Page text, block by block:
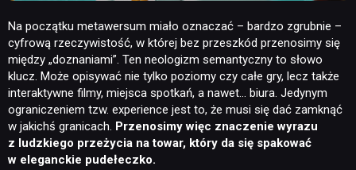
Na początku metawersum miało oznaczać – bardzo zgrubnie –
cyfrową rzeczywistość, w której bez przeszkód przenosimy się
między „doznaniami”. Ten neologizm semantyczny to słowo
klucz. Może opisywać nie tylko poziomy czy całe gry, lecz także
interaktywne filmy, miejsca spotkań, a nawet… biura. Jedynym
ograniczeniem tzw. experience jest to, że musi się dać zamknąć
w jakichś granicach. Przenosimy więc znaczenie wyrazu
z ludzkiego przeżycia na towar, który da się spakować
w eleganckie pudełeczko.